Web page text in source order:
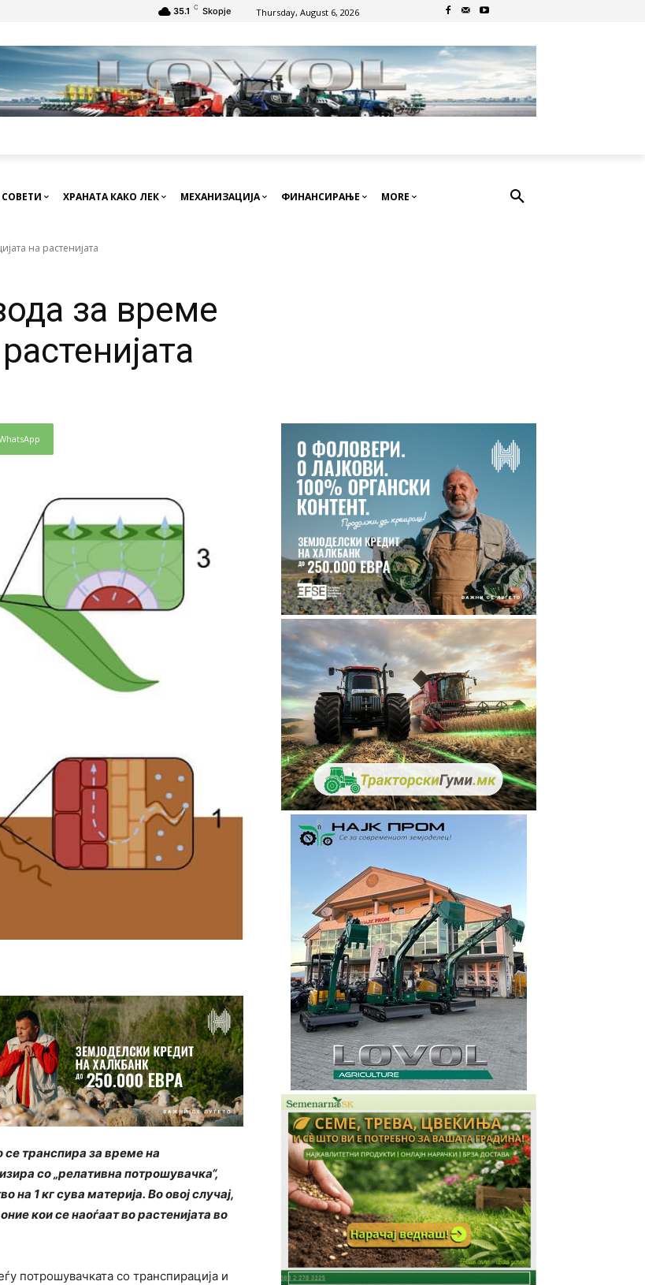
35.1 C Skopje Thursday, August 6, 2026
ХРАНАТА КАКО ЛЕК МЕХАНИЗАЦИЈА ФИНАНСИРАЊЕ MORE
на растенијата
за време
се транспира за време на
со „релативна потрошувачка“,
на 1 кг сува материја. Во овој случај,
кои се наоѓаат во растенијата во
потрошувачката со транспирација и